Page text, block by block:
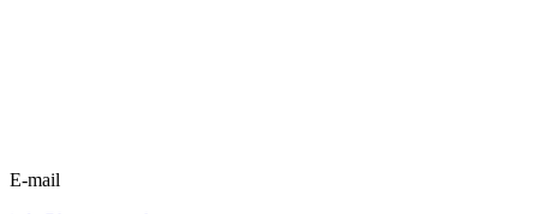
E-mail